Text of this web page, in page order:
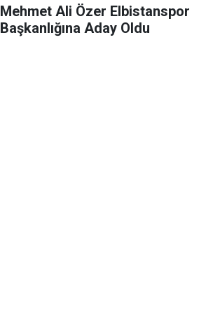
Mehmet Ali Özer Elbistanspor
Başkanlığına Aday Oldu